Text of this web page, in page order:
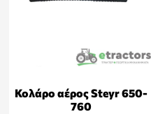
Κολάρο αέρος Steyr 650-
760